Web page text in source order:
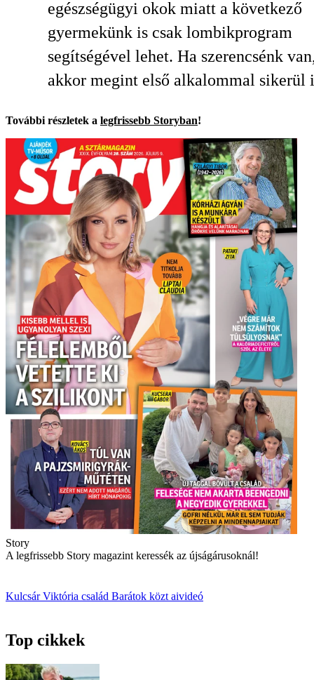
egészségügyi okok miatt a következő
gyermekünk is csak lombikprogram
segítségével lehet. Ha szerencsénk
akkor megint első alkalommal sikerül
További részletek a legfrissebb Storyban!
Story
A legfrissebb Story magazint keressék az újságárusoknál!
Kulcsár Viktória család Barátok közt aivideó
Top cikkek